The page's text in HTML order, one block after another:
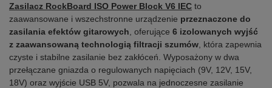
Zasilacz RockBoard ISO Power Block V6 IEC to
zaawansowane i wszechstronne urządzenie przeznaczone do
zasilania efektów gitarowych , oferujące 6 izolowanych wyjść
z zaawansowaną technologią filtracji szumów , która zapewnia
czyste i stabilne zasilanie bez zakłóceń. Wyposażony w dwa
przełączane gniazda o regulowanych napięciach (9V, 12V, 15V,
18V) oraz wyjście USB 5V, pozwala na jednoczesne zasilanie